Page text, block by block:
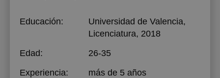
Educación: Universidad de Valencia,
Licenciatura, 2018
Edad:
26-35
Experiencia:
más de 5 años